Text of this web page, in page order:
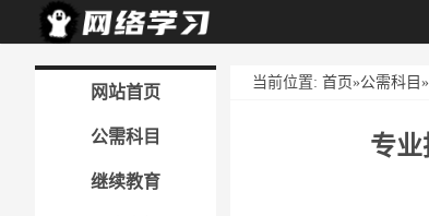
网站首页
公需科目
继续教育
当前位置:首页»公需科目
专业